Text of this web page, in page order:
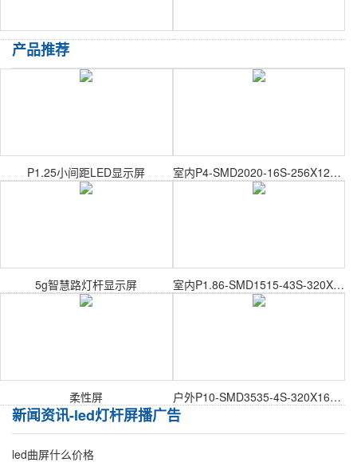
产品推荐
P1.25小间距LED显示屏 室内P4-SMD2020-16S-256X128mm室内表贴模组
5g智慧路灯杆显示屏 室内P1.86-SMD1515-43S-320X160mm室内表贴模组
柔性屏 户外P10-SMD3535-4S-320X160mm户外表贴模组
新闻资讯-led灯杆屏播广告
led曲屏什么价格